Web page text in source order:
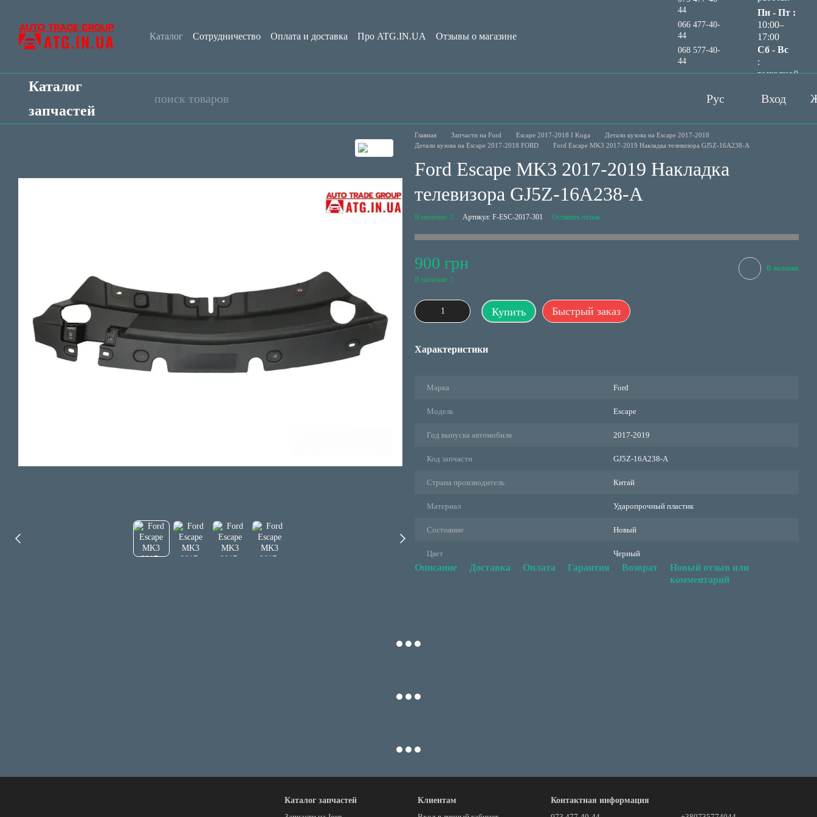
Каталог Сотрудничество Оплата и доставка Про ATG.IN.UA
Отзывы о магазине
44
066 477-40-
44
068 577-40-
44
Перезвонить вам?
Пн - Пт :
10:00–
17:00
Сб - Вс
:
выходной
Каталог
запчастей
Рус Вход
Главная Запчасти на Ford Escape 2017-2018 I Kuga
Детали кузова на Escape 2017-2018
Детали кузова на Escape 2017-2018 FORD
Ford Escape MK3 2017-2019 Накладка телевизора GJ5Z-16A238-A
Ford Escape MK3 2017-2019 Накладка
телевизора GJ5Z-16A238-A
В наличии: 2 Артикул: F-ESC-2017-301 Оставить отзыв
900 грн
В наличии: 2
В желания
Купить Быстрый заказ
Характеристики
Марка Ford
Модель Escape
Год выпуска автомобиля 2017-2019
Код запчасти GJ5Z-16A238-A
Страна производитель Китай
Материал Ударопрочный пластик
Состояние Новый
Цвет Черный
Описание Доставка Оплата Гарантия Возврат
Новый отзыв или
комментарий
Каталог запчастей
Клиентам
Контактная информация